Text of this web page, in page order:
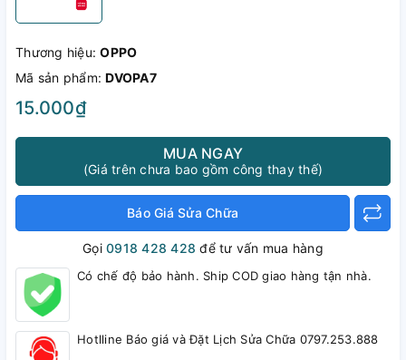
Thương hiệu:OPPO
Mã sản phẩm:DVOPA7
15.000₫
MUA NGAY
(Giá trên chưa bao gồm công thay thế)
Báo Giá Sửa Chữa
Gọi0918 428 428 để tư vấn mua hàng
Có chế độ bảo hành. Ship COD giao hàng tận nhà.
Hotlline Báo giá và Đặt Lịch Sửa Chữa 0797.253.888